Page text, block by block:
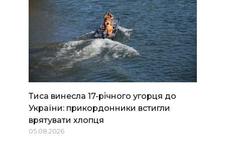
Тиса винесла 17-річного угорця до
України: прикордонники встигли
врятувати хлопця
05.08.2026